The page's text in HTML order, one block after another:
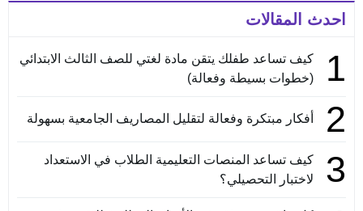
احدث المقالات
1
كيف تساعد طفلك يتقن مادة لغتي للصف الثالث الابتدائي
(خطوات بسيطة وفعالة)
2 أفكار مبتكرة وفعالة لتقليل المصاريف الجامعية بسهولة
3
كيف تساعد المنصات التعليمية الطلاب في الاستعداد
لاختبار التحصيلي؟